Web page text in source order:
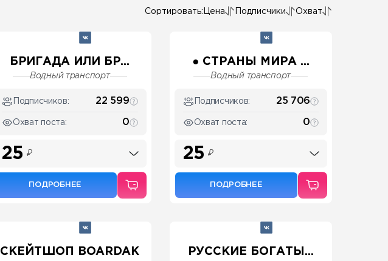
Сортировать: Цена Подписчики Охват
БРИГАДА ИЛИ БР...
Водный транспорт
Подписчиков: 22 599
Охват поста: 0
25 ₽
ПОДРОБНЕЕ
● СТРАНЫ МИРА ...
Водный транспорт
Подписчиков: 25 706
Охват поста: 0
25 ₽
ПОДРОБНЕЕ
СКЕЙТШОП BOARDAK РУССКИЕ БОГАТЫ...